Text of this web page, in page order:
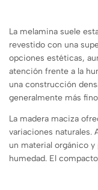
La melamina suele
revestido con una
opciones estéticas,
atención frente a la
una construcción
generalmente más
La madera maciza
variaciones naturales.
un material orgánico
humedad. El